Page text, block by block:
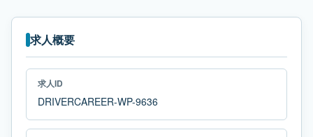
求人概要
求人ID
DRIVERCAREER-WP-9636